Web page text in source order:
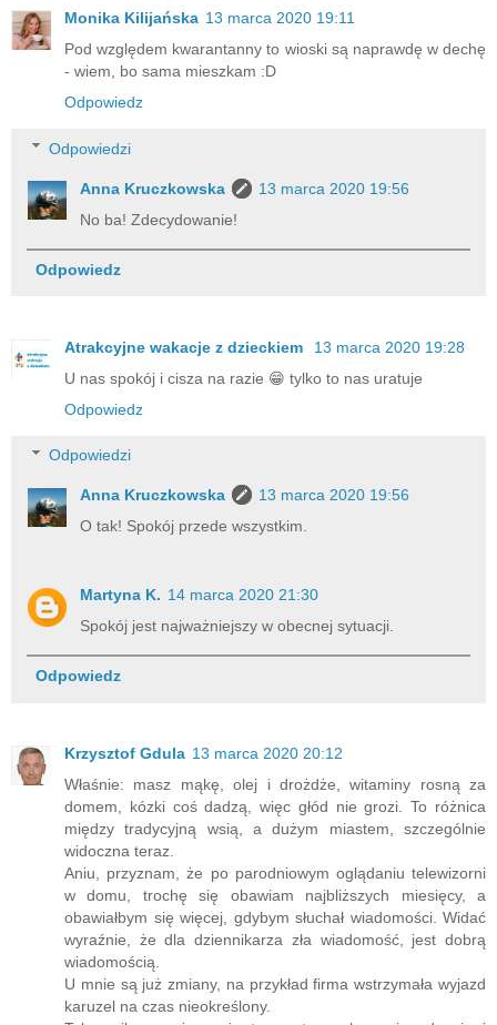
Monika Kilijańska 13 marca 2020 19:11
Pod względem kwarantanny to wioski są naprawdę w dechę
- wiem, bo sama mieszkam :D
Odpowiedz
Odpowiedzi
Anna Kruczkowska
13 marca 2020 19:56
No ba! Zdecydowanie!
Odpowiedz
Atrakcyjne wakacje z dzieckiem
13 marca 2020 19:28
U nas spokój i cisza na razie 😁 tylko to nas uratuje
Odpowiedz
Odpowiedzi
Anna Kruczkowska
13 marca 2020 19:56
O tak! Spokój przede wszystkim.
Martyna K. 14 marca 2020 21:30
Spokój jest najważniejszy w obecnej sytuacji.
Odpowiedz
Krzysztof Gdula 13 marca 2020 20:12
Właśnie: masz mąkę, olej i drożdże, witaminy rosną za
domem, kózki coś dadzą, więc głód nie grozi. To różnica
między tradycyjną wsią, a dużym miastem, szczególnie
widoczna teraz.
Aniu, przyznam, że po parodniowym oglądaniu telewizorni
w domu, trochę się obawiam najbliższych miesięcy, a
obawiałbym się więcej, gdybym słuchał wiadomości. Widać
wyraźnie, że dla dziennikarza zła wiadomość, jest dobrą
wiadomością.
U mnie są już zmiany, na przykład firma wstrzymała wyjazd
karuzel na czas nieokreślony.